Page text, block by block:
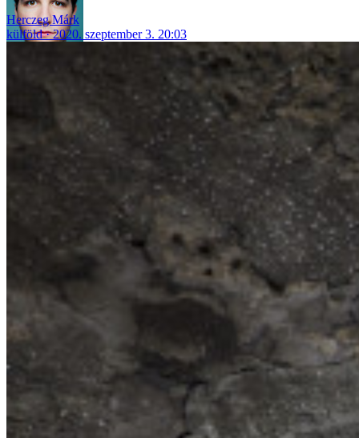
Herczeg Márk
külföld
2020. szeptember 3. 20:03